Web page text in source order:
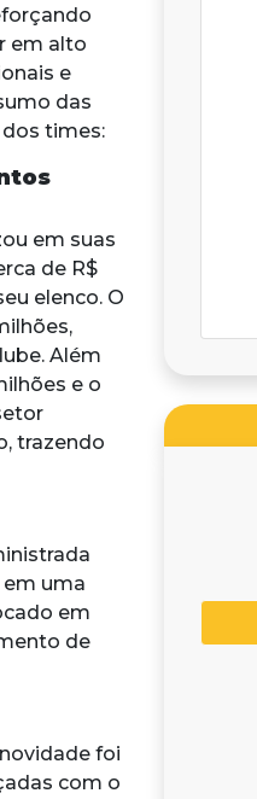
em alto
e
das
times:
em suas
de R$
elenco. O
Além
e o
trazendo
em uma
em
de
foi
com o